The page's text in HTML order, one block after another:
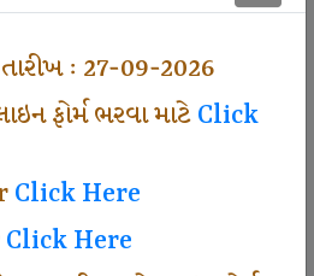
તારીખ : 27-09-2026
ફોર્મ ભરવા માટેClick
Click Here
Click Here
501
Subscription
671